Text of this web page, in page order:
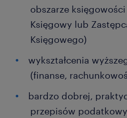
obszarze księgowości
Księgowy lub
Księgowego)
wykształcenia
(finanse,
bardzo dobrej,
przepisów